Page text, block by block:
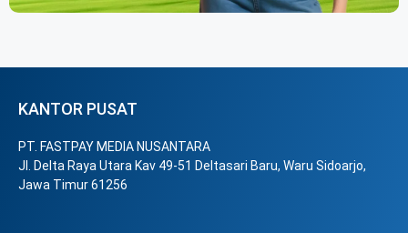
KANTOR PUSAT
PT. FASTPAY MEDIA NUSANTARA
Jl. Delta Raya Utara Kav 49-51 Deltasari Baru, Waru Sidoarjo,
Jawa Timur 61256